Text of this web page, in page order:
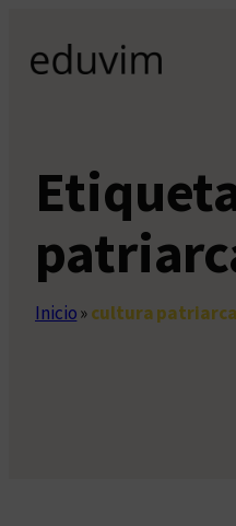
contenido
Inicio»cultura